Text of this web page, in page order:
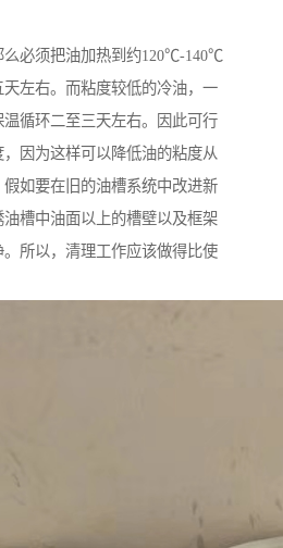
么必须把油加热到约120℃-140℃
左右。而粘度较低的冷油，一
循环二至三天左右。因此可行
因为这样可以降低油的粘度从
如要在旧的油槽系统中改进新
槽中油面以上的槽壁以及框架
。所以，清理工作应该做得比使